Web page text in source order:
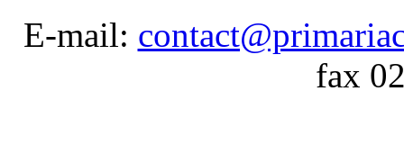
E-mail:
fax